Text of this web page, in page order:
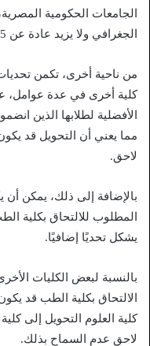
الجامعات الحكومية
الجغرافي ولا يزيد عادة عن 5% من الأعداد المرشحة.
من ناحية أخرى، تكمن
كلية أخرى في عدة عوامل،
الأفضلية لطلابها الذين
مما يعني أن التحويل قد
لاحق.
بالإضافة إلى ذلك، يمكن
المطلوب للالتحاق بكلية
يشكل تحديًا إضافيًا.
بالنسبة لبعض الكليات
الالتحاق بكلية الطب قد
كلية العلوم التحويل إلى
لاحق عدم السماح بذلك.